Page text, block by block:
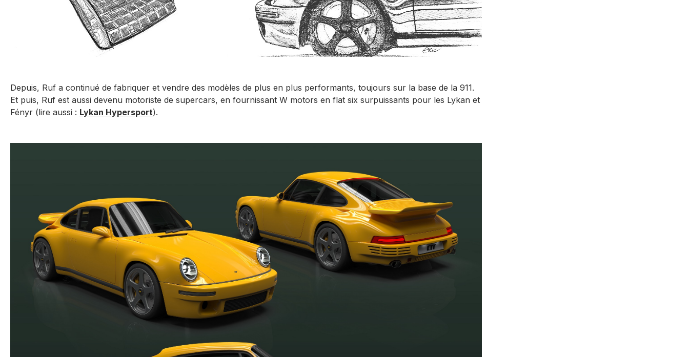
Depuis, Ruf a continué de fabriquer et vendre des modèles de plus en plus performants, toujours sur la base de la 911.
Et puis, Ruf est aussi devenu motoriste de supercars, en fournissant W motors en flat six surpuissants pour les Lykan et
Fényr (lire aussi : Lykan Hypersport).